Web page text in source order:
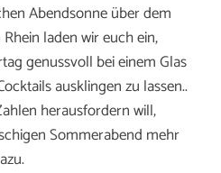
Abendsonne über dem
laden wir euch ein,
genussvoll bei einem Glas
ausklingen zu lassen..
herausfordern will,
Sommerabend mehr